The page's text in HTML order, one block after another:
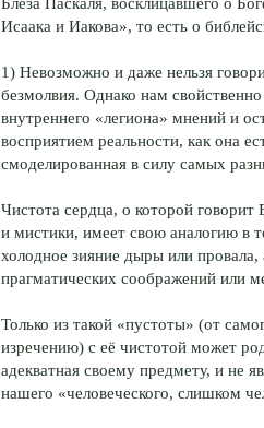
Исаака и Иакова», то есть о
1) Невозможно и даже нельзя
безмолвия. Однако нам
внутреннего «легиона» мнений и
восприятием реальности, как она
смоделированная в силу самых
Чистота сердца, о которой
и мистики, имеет свою аналогию в
холодное зияние дыры или провала,
прагматических соображений или
Только из такой «пустоты» (от
изречению) с её чистотой может
адекватная своему предмету, и не
нашего «человеческого, слишком